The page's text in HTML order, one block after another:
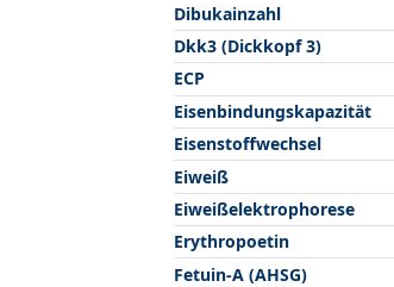
Dibukainzahl
Dkk3 (Dickkopf 3)
ECP
Eisenbindungskapazität
Eisenstoffwechsel
Eiweiß
Eiweißelektrophorese
Erythropoetin
Fetuin-A (AHSG)